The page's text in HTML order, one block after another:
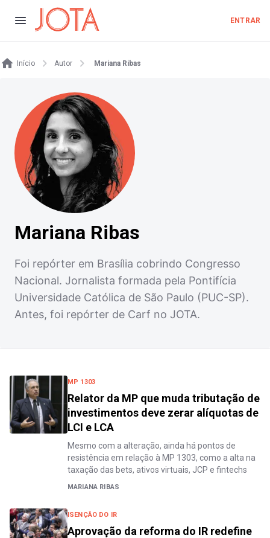
ENTRAR
Início Autor Mariana Ribas
Mariana Ribas
Foi repórter em Brasília cobrindo Congresso
Nacional. Jornalista formada pela Pontifícia
Universidade Católica de São Paulo (PUC-SP).
Antes, foi repórter de Carf no JOTA.
MP 1303
Relator da MP que muda tributação de
investimentos deve zerar alíquotas de
LCI e LCA
Mesmo com a alteração, ainda há pontos de
resistência em relação à MP 1303, como a alta na
taxação das bets, ativos virtuais, JCP e fintechs
MARIANA RIBAS
ISENÇÃO DO IR
Aprovação da reforma do IR redefine